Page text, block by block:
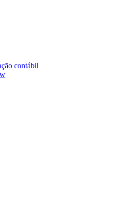
contábil